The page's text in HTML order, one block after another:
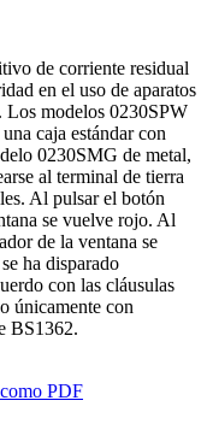
de corriente residual
en el uso de aparatos
Los modelos 0230SPW
caja estándar con
0230SMG de metal,
al terminal de tierra
Al pulsar el botón
se vuelve rojo. Al
de la ventana se
ha disparado
con las cláusulas
únicamente con
BS1362.
PDF